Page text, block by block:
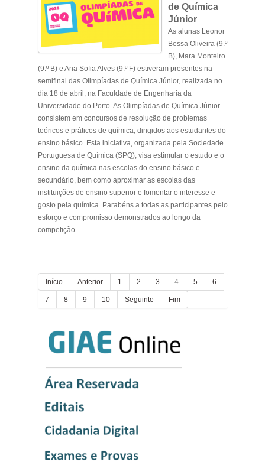
de Química
Júnior
As alunas Leonor
Bessa Oliveira (9.º
B), Mara Monteiro
(9.º B) e Ana Sofia Alves (9.º F) estiveram presentes na
semifinal das Olimpíadas de Química Júnior, realizada no
dia 18 de abril, na Faculdade de Engenharia da
Universidade do Porto. As Olimpíadas de Química Júnior
consistem em concursos de resolução de problemas
teóricos e práticos de química, dirigidos aos estudantes do
ensino básico. Esta iniciativa, organizada pela Sociedade
Portuguesa de Química (SPQ), visa estimular o estudo e o
ensino da química nas escolas do ensino básico e
secundário, bem como aproximar as escolas das
instituições de ensino superior e fomentar o interesse e
gosto pela química. Parabéns a todas as participantes pelo
esforço e compromisso demonstrados ao longo da
competição.
Início Anterior 1 2 3 4 5 6
7 8 9 10 Seguinte Fim